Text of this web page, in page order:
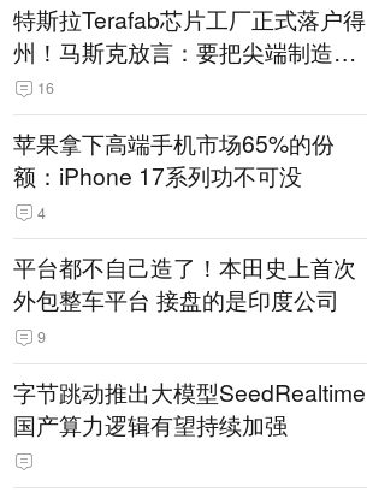
特斯拉Terafab芯片工厂正式落户得
州！马斯克放言：要把尖端制造带
回美国
16
苹果拿下高端手机市场65%的份
额：iPhone 17系列功不可没
4
平台都不自己造了！本田史上首次
外包整车平台 接盘的是印度公司
9
字节跳动推出大模型SeedRealtime
国产算力逻辑有望持续加强